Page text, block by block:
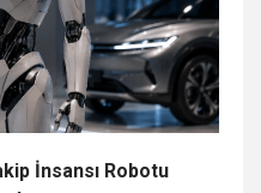
İnsansı Robotu